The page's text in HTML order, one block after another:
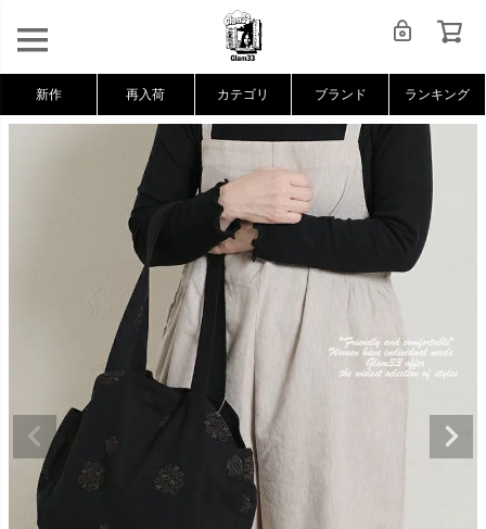
新作 再入荷 カテゴリ ブランド ランキング